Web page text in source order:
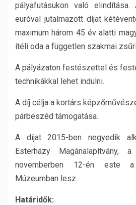
pályafutásukon való
euróval jutalmazott díjat
maximum három 45 év alatti
ítéli oda a független szakmai
A pályázaton festészettel és
technikákkal lehet indulni.
A díj célja a kortárs
párbeszéd támogatása.
A díjat 2015-ben negyedik
Esterházy Magánalapítvány,
novemberben 12-én este
Múzeumban lesz.
Határidők: